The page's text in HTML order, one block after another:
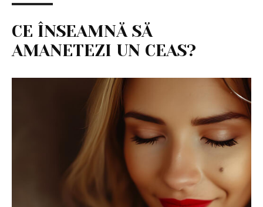
CE ÎNSEAMNĂ SĂ
AMANETEZI UN CEAS?